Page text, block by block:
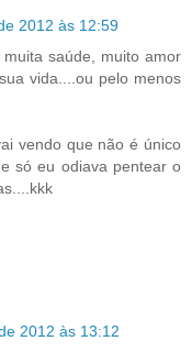
2012 às 12:59
saúde, muito amor
vida....ou pelo menos
vendo que não é único
só eu odiava pentear o
2012 às 13:12